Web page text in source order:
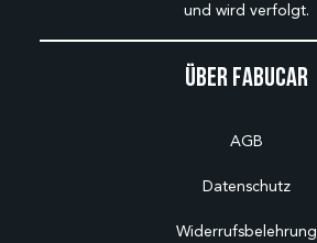
Über Fabucar
AGB
Datenschutz
Widerrufsbelehrung
und wird verfolgt.